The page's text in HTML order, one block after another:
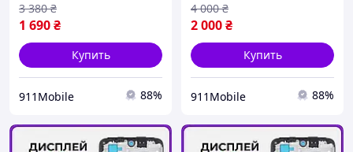
1 690₴
3 380 ₴
Купить
911Mobile 88%
2 000₴
4 000 ₴
Купить
911Mobile 88%